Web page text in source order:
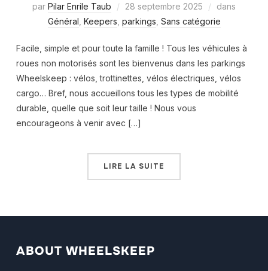
par Pilar Enrile Taub 28 septembre 2025
dans
Général Keepers parkings Sans catégorie
Facile, simple et pour toute la famille ! Tous les véhicules à
roues non motorisés sont les bienvenus dans les parkings
Wheelskeep : vélos, trottinettes, vélos électriques, vélos
cargo… Bref, nous accueillons tous les types de mobilité
durable, quelle que soit leur taille ! Nous vous
encourageons à venir avec […]
LIRE LA SUITE
ABOUT WHEELSKEEP